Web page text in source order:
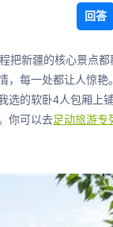
回答
把新疆的核心景点都
，每一处都让人惊艳
选的软卧4人包厢上
你可以去足动旅游专